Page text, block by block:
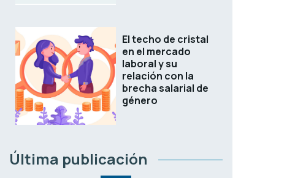
El techo de cristal
en el mercado
laboral y su
relación con la
brecha salarial de
género
Última publicación